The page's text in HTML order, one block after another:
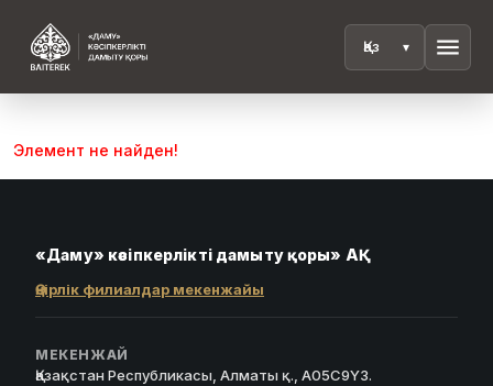
menu
Элемент не найден!
«Даму» кәсіпкерлікті дамыту қоры» АҚ
Өңірлік филиалдар мекенжайы
МЕКЕНЖАЙ
Қазақстан Республикасы, Алматы қ., A05C9Y3.